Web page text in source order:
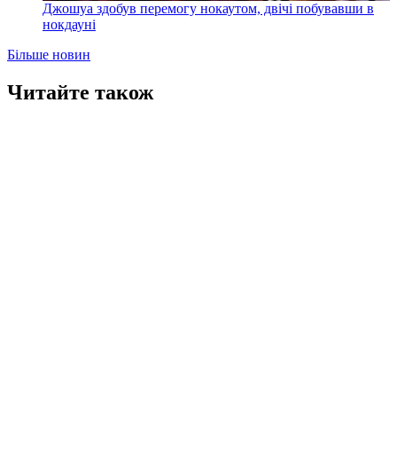
Джошуа здобув перемогу нокаутом, двічі побувавши в
нокдауні
Більше новин
Читайте також